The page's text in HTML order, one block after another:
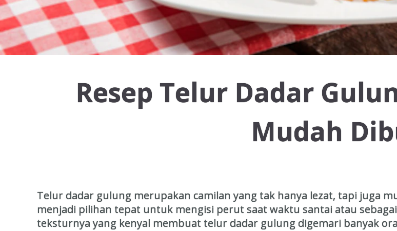
Resep Telur Dadar
Mudah
Telur dadar gulung merupakan camilan yang tak hanya lezat, tapi juga
menjadi pilihan tepat untuk mengisi perut saat waktu santai atau
teksturnya yang kenyal membuat telur dadar gulung digemari banyak